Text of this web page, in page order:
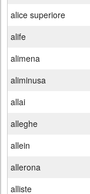
alice superiore
alife
alimena
aliminusa
allai
alleghe
allein
allerona
alliste